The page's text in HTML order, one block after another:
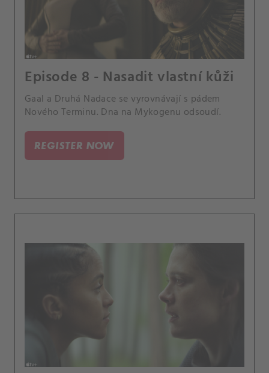
Episode 8 - Nasadit vlastní kůži
Gaal a Druhá Nadace se vyrovnávají s pádem
Nového Terminu. Dna na Mykogenu odsoudí.
REGISTER NOW